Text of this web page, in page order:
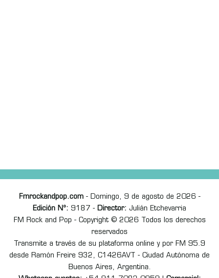
Fmrockandpop.com- Domingo, 9 de agosto de 2026 -
Edición Nº: 9187 - Director: Julián Etchevarria
FM Rock and Pop - Copyright © 2026 Todos los derechos
reservados
Transmite a través de su plataforma online y por FM 95.9
desde Ramón Freire 932, C1426AVT - Ciudad Autónoma de
Buenos Aires, Argentina.